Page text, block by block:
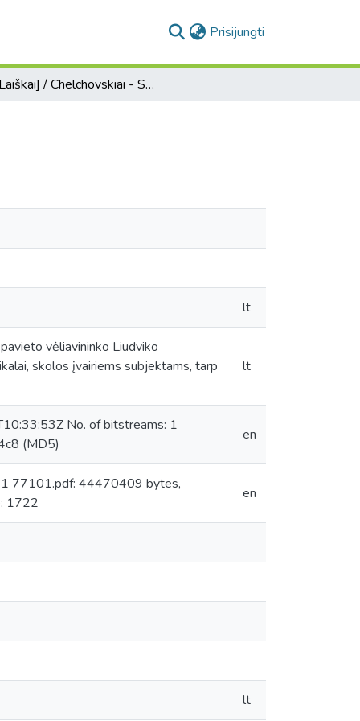
Prisijungti
[Laiškai] / Chelchovskiai - Sapiegoms
lt
vėliavininko Liudviko
skolos įvairiems subjektams, tarp
lt
No. of bitstreams: 1
(MD5)
en
1 77101.pdf: 44470409 bytes,
1722
en
lt